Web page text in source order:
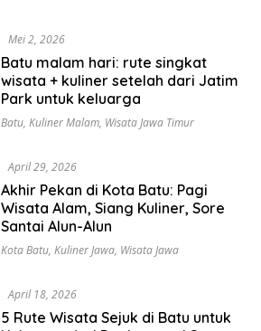
Mei 2, 2026
Batu malam hari: rute singkat
wisata + kuliner setelah dari Jatim
Park untuk keluarga
Batu, Kuliner Malam, Wisata Jawa Timur
April 29, 2026
Akhir Pekan di Kota Batu: Pagi
Wisata Alam, Siang Kuliner, Sore
Santai Alun-Alun
Kota Batu, Kuliner Jawa, Wisata Jawa
April 18, 2026
5 Rute Wisata Sejuk di Batu untuk